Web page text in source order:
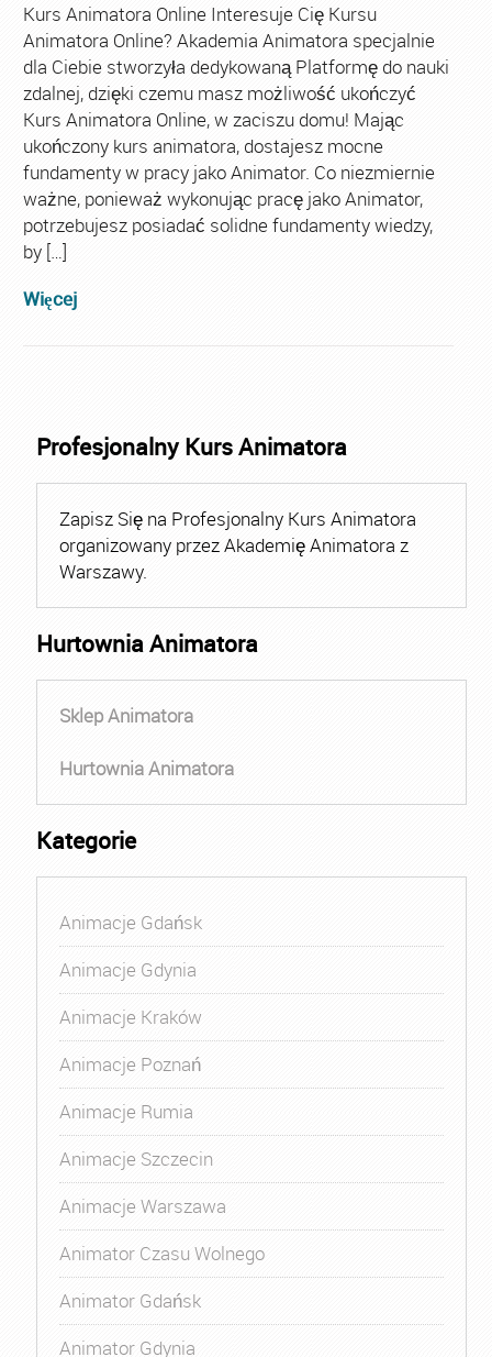
Kurs Animatora Online Interesuje Cię Kursu
Animatora Online? Akademia Animatora specjalnie
dla Ciebie stworzyła dedykowaną Platformę do nauki
zdalnej, dzięki czemu masz możliwość ukończyć
Kurs Animatora Online, w zaciszu domu! Mając
ukończony kurs animatora, dostajesz mocne
fundamenty w pracy jako Animator. Co niezmiernie
ważne, ponieważ wykonując pracę jako Animator,
potrzebujesz posiadać solidne fundamenty wiedzy,
by […]
Więcej
Profesjonalny Kurs Animatora
Zapisz Się na Profesjonalny Kurs Animatora
organizowany przez Akademię Animatora z
Warszawy.
Hurtownia Animatora
Sklep Animatora
Hurtownia Animatora
Kategorie
Animacje Gdańsk
Animacje Gdynia
Animacje Kraków
Animacje Poznań
Animacje Rumia
Animacje Szczecin
Animacje Warszawa
Animator Czasu Wolnego
Animator Gdańsk
Animator Gdynia